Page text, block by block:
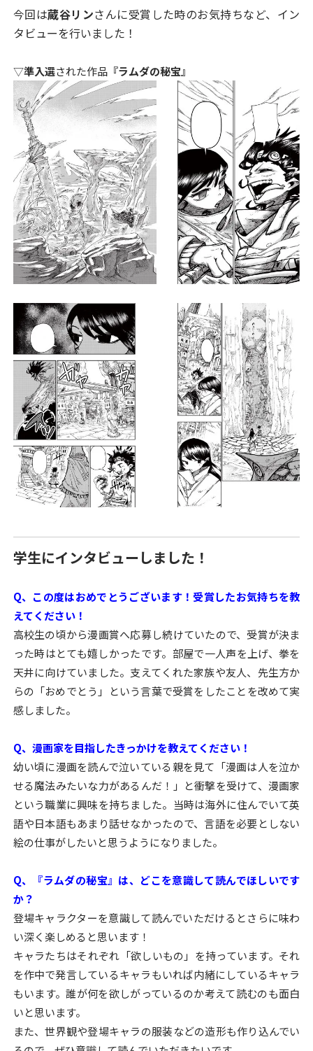
今回は蔵谷リンさんに受賞した時のお気持ちなど、イン
タビューを行いました！
▽準入選された作品『ラムダの秘宝』
学生にインタビューしました！
Q、この度はおめでとうございます！受賞したお気持ちを教
えてください！
高校生の頃から漫画賞へ応募し続けていたので、受賞が決ま
った時はとても嬉しかったです。部屋で一人声を上げ、拳を
天井に向けていました。支えてくれた家族や友人、先生方か
らの「おめでとう」という言葉で受賞をしたことを改めて実
感しました。
Q、漫画家を目指したきっかけを教えてください！
幼い頃に漫画を読んで泣いている親を見て「漫画は人を泣か
せる魔法みたいな力があるんだ！」と衝撃を受けて、漫画家
という職業に興味を持ちました。当時は海外に住んでいて英
語や日本語もあまり話せなかったので、言語を必要としない
絵の仕事がしたいと思うようになりました。
Q、『ラムダの秘宝』は、どこを意識して読んでほしいです
か？
登場キャラクターを意識して読んでいただけるとさらに味わ
い深く楽しめると思います！
キャラたちはそれぞれ「欲しいもの」を持っています。それ
を作中で発言しているキャラもいれば内緒にしているキャラ
もいます。誰が何を欲しがっているのか考えて読むのも面白
いと思います。
また、世界観や登場キャラの服装などの造形も作り込んでい